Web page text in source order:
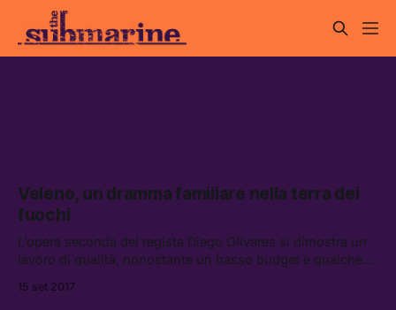
Veleno, un dramma familiare nella terra dei
fuochi
L’opera seconda del regista Diego Olivares si dimostra un
lavoro di qualità, nonostante un basso budget e qualche
15 set 2017